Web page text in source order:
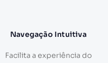
Navegação Intuitiva
Facilita a experiência do